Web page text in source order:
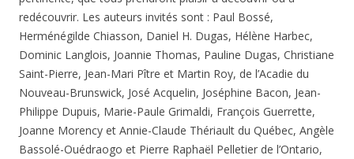
redécouvrir. Les auteurs invités sont : Paul Bossé,
Herménégilde Chiasson, Daniel H. Dugas, Hélène Harbec,
Dominic Langlois, Joannie Thomas, Pauline Dugas, Christiane
Saint-Pierre, Jean-Mari Pître et Martin Roy, de l’Acadie du
Nouveau-Brunswick, José Acquelin, Joséphine Bacon, Jean-
Philippe Dupuis, Marie-Paule Grimaldi, François Guerrette,
Joanne Morency et Annie-Claude Thériault du Québec, Angèle
Bassolé-Ouédraogo et Pierre Raphaël Pelletier de l’Ontario,